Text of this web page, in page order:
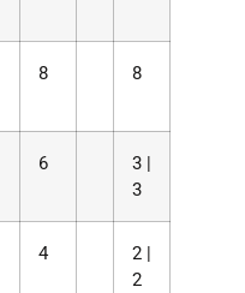
8 8
6
3 |
3
4
2 |
2